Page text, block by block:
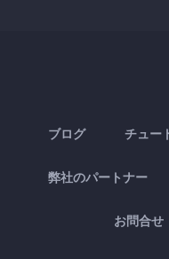
ブログ チュー
弊社のパートナー
お問合せ